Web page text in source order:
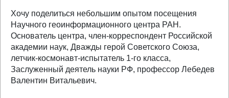
Хочу поделиться небольшим опытом посещения
Научного геоинформационного центра РАН.
Основатель центра, член-корреспондент Российской
академии наук, Дважды герой Советского Союза,
летчик-космонавт-испытатель 1-го класса,
Заслуженный деятель науки РФ, профессор Лебедев
Валентин Витальевич.